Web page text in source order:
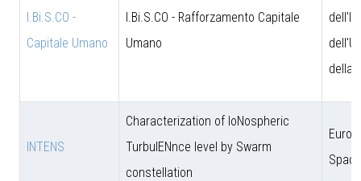
I.Bi.S.CO -
Capitale Umano
I.Bi.S.CO - Rafforzamento Capitale
Umano
della
INTENS
Characterization of IoNospheric
TurbulENnce level by Swarm
constellation